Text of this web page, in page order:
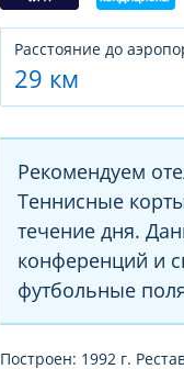
Расстояние до
29 км
Рекомендуем
Теннисные
течение дня.
конференций и
футбольные
Построен: 1992 г.